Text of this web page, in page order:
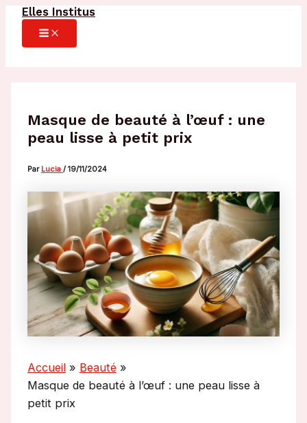
Aller
contenu
Elles Institus
MAIN
MENU
Masque de beauté à l’œuf : une
peau lisse à petit prix
Par Lucia / 19/11/2024
Accueil
Beauté
Masque de beauté à l’œuf : une peau lisse à
petit prix